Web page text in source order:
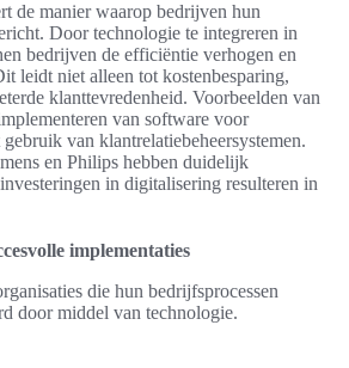
de manier waarop bedrijven hun
Door technologie te integreren in
bedrijven de efficiëntie verhogen en
leidt niet alleen tot kostenbesparing,
klanttevredenheid. Voorbeelden van
van software voor
van klantrelatiebeheersystemen.
en Philips hebben duidelijk
in digitalisering resulteren in
implementaties
die hun bedrijfsprocessen
door middel van technologie.